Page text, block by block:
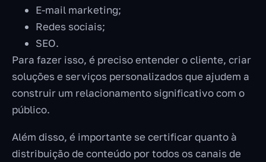
E-mail marketing;
Redes sociais;
SEO.
Para fazer isso, é preciso entender o cliente, criar
soluções e serviços personalizados que ajudem a
construir um relacionamento significativo com o
público.
Além disso, é importante se certificar quanto à
distribuição de conteúdo por todos os canais de